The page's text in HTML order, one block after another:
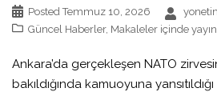
PostedTemmuz 10, 2026
Güncel Haberler, Makaleler içinde
Ankara’da gerçekleşen NATO
bakıldığında kamuoyuna